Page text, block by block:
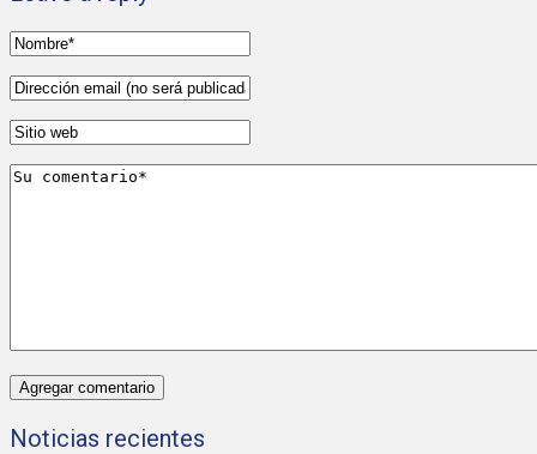
Noticias recientes